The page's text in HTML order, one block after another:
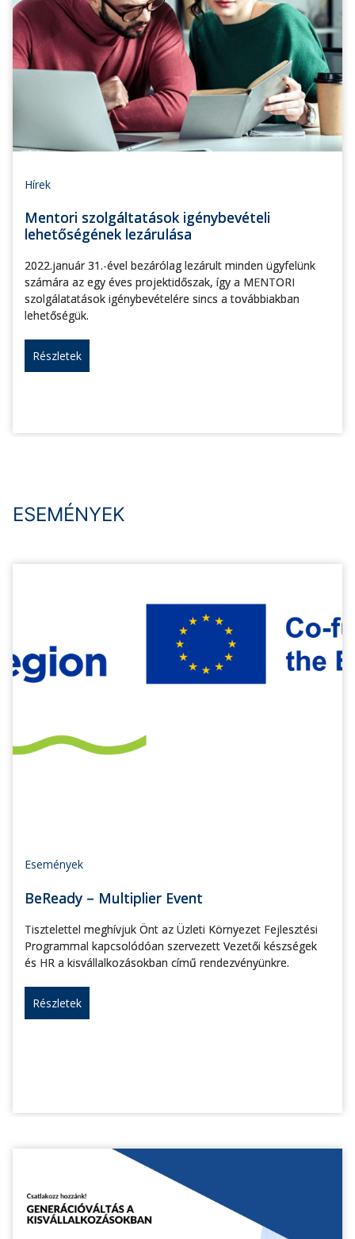
Hírek
Mentori szolgáltatások igénybevételi
lehetőségének lezárulása
2022.január 31.-ével bezárólag lezárult minden ügyfelünk
számára az egy éves projektidőszak, így a MENTORI
szolgálatatások igénybevételére sincs a továbbiakban
lehetőségük.
Részletek
ESEMÉNYEK
Események
BeReady – Multiplier Event
Tisztelettel meghívjuk Önt az Üzleti Környezet Fejlesztési
Programmal kapcsolódóan szervezett Vezetői készségek
és HR a kisvállalkozásokban című rendezvényünkre.
Részletek